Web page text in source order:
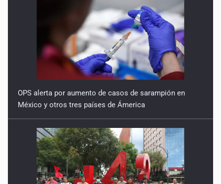
OPS alerta por aumento de casos de sarampión en
México y otros tres países de Ámerica